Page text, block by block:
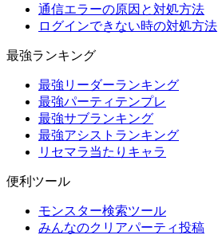
通信エラーの原因と対処方法
ログインできない時の対処方法
最強ランキング
最強リーダーランキング
最強パーティテンプレ
最強サブランキング
最強アシストランキング
リセマラ当たりキャラ
便利ツール
モンスター検索ツール
みんなのクリアパーティ投稿